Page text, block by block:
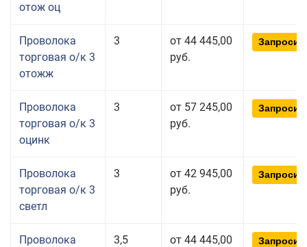
отож оц
Проволока
торговая о/к 3
отожж
3
от 44 445,00
руб.
Проволока
торговая о/к 3
оцинк
3
от 57 245,00
руб.
Проволока
торговая о/к 3
светл
3
от 42 945,00
руб.
Проволока
3,5
от 44 445,00